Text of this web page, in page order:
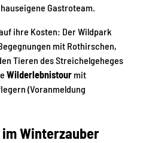
Gastroteam.
ihre Kosten: Der Wildpark
mit Rothirschen,
Tieren des Streichelgeheges
Wilderlebnistour mit
(Voranmeldung
Winterzauber